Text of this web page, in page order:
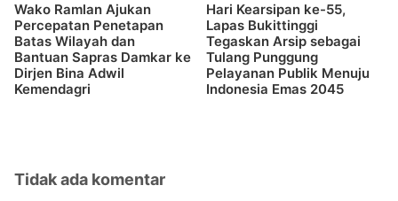
Wako Ramlan Ajukan
Percepatan Penetapan
Batas Wilayah dan
Bantuan Sapras Damkar ke
Dirjen Bina Adwil
Kemendagri
Hari Kearsipan ke-55,
Lapas Bukittinggi
Tegaskan Arsip sebagai
Tulang Punggung
Pelayanan Publik Menuju
Indonesia Emas 2045
Tidak ada komentar